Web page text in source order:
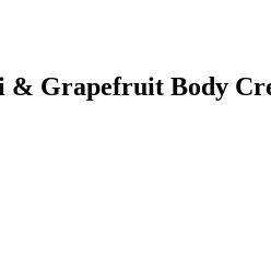
& Grapefruit Body